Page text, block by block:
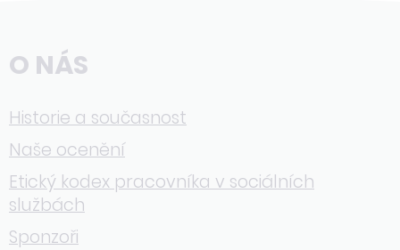
O NÁS
Historie a současnost
Naše ocenění
Etický kodex pracovníka v sociálních
službách
Sponzoři